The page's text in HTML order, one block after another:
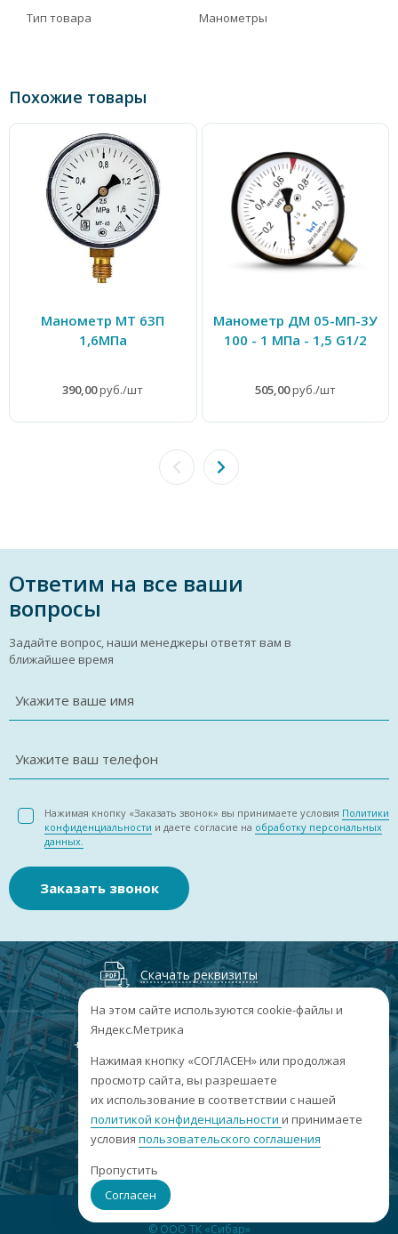
Тип товара Манометры
Похожие товары
Манометр МТ 63П
1,6МПа
390,00руб./шт
Манометр ДМ 05-МП-3У
100 - 1 МПа - 1,5 G1/2
505,00руб./шт
Ответим на все ваши
вопросы
Задайте вопрос, наши менеджеры ответят вам в
ближайшее время
Укажите ваше имя
Укажите ваш телефон
Нажимая кнопку «Заказать звонок» вы принимаете условия Политики
конфиденциальности и даете согласие на обработку персональных
данных.
Заказать звонок
Скачать реквизиты
+7
г. Барнаул, пр. Ленина, 158А, Н1/204
пн-пт: 09:00-17:00
сб-вс: выходные
info@sibar22.ru
© ООО ТК «Сибар»
На этом сайте используются cookie-файлы и
Яндекс.Метрика
Нажимая кнопку «СОГЛАСЕН» или продолжая
просмотр сайта, вы разрешаете
их использование в соответствии с нашей
политикой конфиденциальности и принимаете
условия пользовательского соглашения
Пропустить
Согласен